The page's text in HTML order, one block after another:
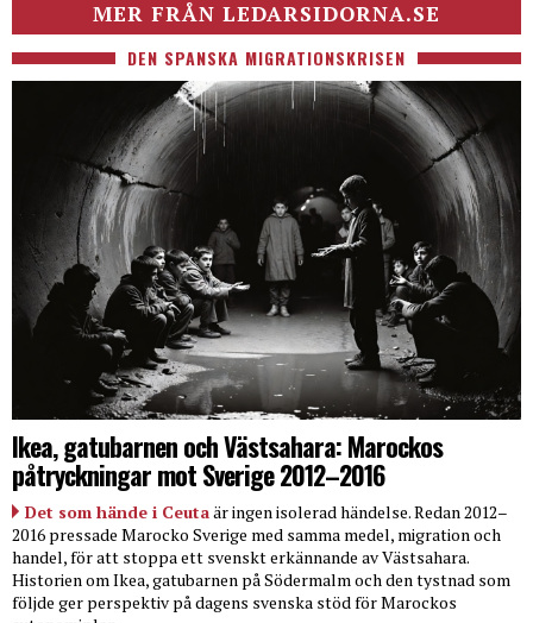
MER FRÅN LEDARSIDORNA.SE
DEN SPANSKA MIGRATIONSKRISEN
Ikea, gatubarnen och Västsahara: Marockos
påtryckningar mot Sverige 2012–2016
Det som hände i Ceutaär ingen isolerad händelse. Redan 2012–
2016 pressade Marocko Sverige med samma medel, migration och
handel, för att stoppa ett svenskt erkännande av Västsahara.
Historien om Ikea, gatubarnen på Södermalm och den tystnad som
följde ger perspektiv på dagens svenska stöd för Marockos